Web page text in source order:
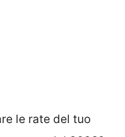
le rate del tuo